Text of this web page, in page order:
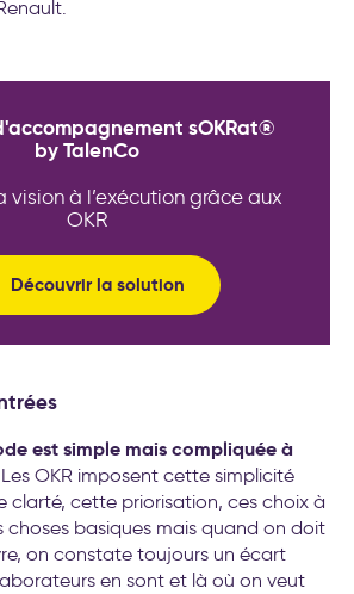
sOKRat®
by TalenCo
vision à l’exécution grâce aux
OKR
Découvrir la solution
est simple mais compliquée à
Les OKR imposent cette simplicité
clarté, cette priorisation, ces choix à
choses basiques mais quand on doit
on constate toujours un écart
en sont et là où on veut